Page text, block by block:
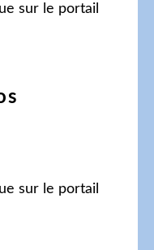
sur le portail
sur le portail